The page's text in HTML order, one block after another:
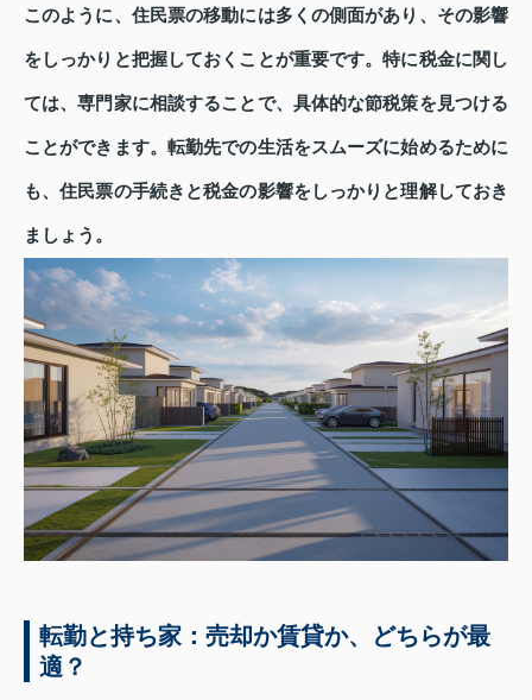
このように、住民票の移動には多くの側面があり、その影響
をしっかりと把握しておくことが重要です。特に税金に関し
ては、専門家に相談することで、具体的な節税策を見つける
ことができます。転勤先での生活をスムーズに始めるために
も、住民票の手続きと税金の影響をしっかりと理解しておき
ましょう。
転勤と持ち家：売却か賃貸か、どちらが最
適？